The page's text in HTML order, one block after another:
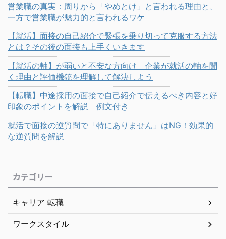
営業職の真実：周りから「やめとけ」と言われる理由と、
一方で営業職が魅力的と言われるワケ
【就活】面接の自己紹介で緊張を乗り切って克服する方法
とは？その後の面接も上手くいきます
【就活の軸】が弱いと不安な方向け 企業が就活の軸を聞
く理由と評価機銃を理解して解決しよう
【転職】中途採用の面接で自己紹介で伝えるべき内容と好
印象のポイントを解説 例文付き
就活で面接の逆質問で「特にありません」はNG！効果的
な逆質問を解説
カテゴリー
キャリア 転職
ワークスタイル